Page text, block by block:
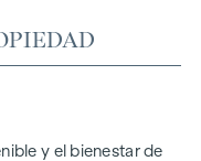
y el bienestar de